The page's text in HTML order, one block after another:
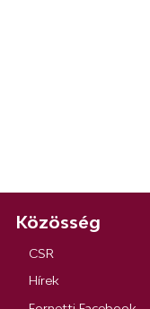
Közösség
CSR
Hírek